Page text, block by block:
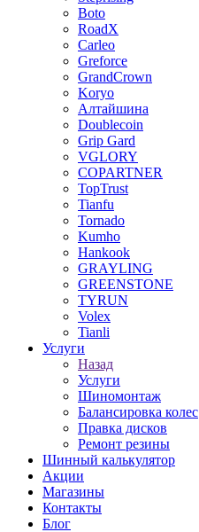
Boto
RoadX
Carleo
Greforce
GrandCrown
Koryo
Алтайшина
Doublecoin
Grip Gard
VGLORY
COPARTNER
TopTrust
Tianfu
Tornado
Kumho
Hankook
GRAYLING
GREENSTONE
TYRUN
Volex
Tianli
Услуги
Назад
Услуги
Шиномонтаж
Балансировка колес
Правка дисков
Ремонт резины
Шинный калькулятор
Акции
Магазины
Контакты
Блог